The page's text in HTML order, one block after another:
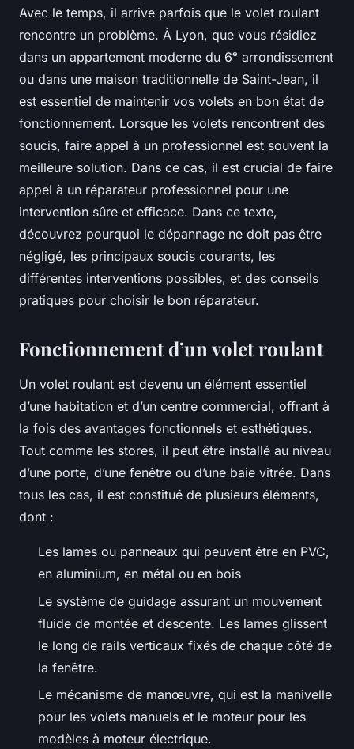
Avec le temps, il arrive parfois que le volet roulant
rencontre un problème. À Lyon, que vous résidiez
dans un appartement moderne du 6ᵉ arrondissement
ou dans une maison traditionnelle de Saint-Jean, il
est essentiel de maintenir vos volets en bon état de
fonctionnement. Lorsque les volets rencontrent des
soucis, faire appel à un professionnel est souvent la
meilleure solution. Dans ce cas, il est crucial de faire
appel à un réparateur professionnel pour une
intervention sûre et efficace. Dans ce texte,
découvrez pourquoi le dépannage ne doit pas être
négligé, les principaux soucis courants, les
différentes interventions possibles, et des conseils
pratiques pour choisir le bon réparateur.
Fonctionnement d’un volet roulant
Un volet roulant est devenu un élément essentiel
d’une habitation et d’un centre commercial, offrant à
la fois des avantages fonctionnels et esthétiques.
Tout comme les stores, il peut être installé au niveau
d’une porte, d’une fenêtre ou d’une baie vitrée. Dans
tous les cas, il est constitué de plusieurs éléments,
dont :
Les lames ou panneaux qui peuvent être en PVC,
en aluminium, en métal ou en bois
Le système de guidage assurant un mouvement
fluide de montée et descente. Les lames glissent
le long de rails verticaux fixés de chaque côté de
la fenêtre.
Le mécanisme de manœuvre, qui est la manivelle
pour les volets manuels et le moteur pour les
modèles à moteur électrique.